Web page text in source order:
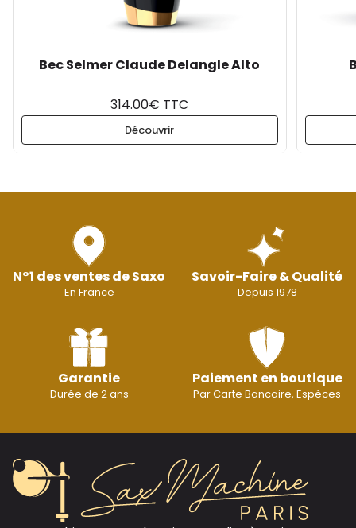
Bec Selmer Claude Delangle Alto
314.00€ TTC
Découvrir
N°1 des ventes de Saxo
En France
Savoir-Faire & Qualité
Depuis 1978
Garantie
Durée de 2 ans
Paiement en boutique
Par Carte Bancaire, Espèces